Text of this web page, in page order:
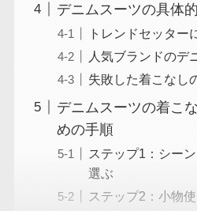
デニムスーツの具体
トレンドセッター
人気ブランドのデ
失敗した着こなし
デニムスーツの着こ
めの手順
ステップ1：シー
選ぶ
ステップ2：小物